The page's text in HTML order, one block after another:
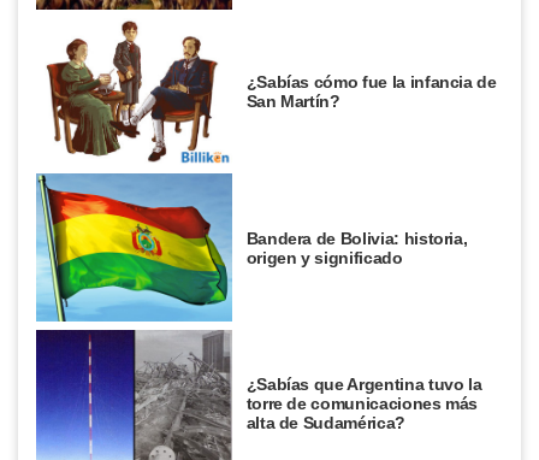
¿Sabías cómo fue la infancia de
San Martín?
Bandera de Bolivia: historia,
origen y significado
¿Sabías que Argentina tuvo la
torre de comunicaciones más
alta de Sudamérica?